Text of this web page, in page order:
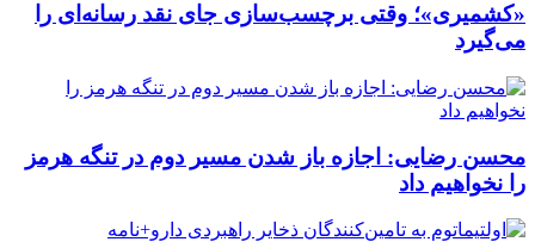
«کشمیری»؛ وقتی برچسب‌سازی جای نقد رسانه‌ای را
می‌گیرد
محسن رضایی: اجازه باز شدن مسیر دوم در تنگه هرمز
را نخواهیم داد